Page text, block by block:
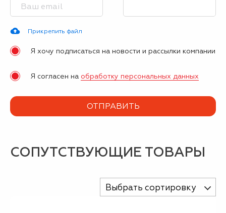
Прикрепить файл
Я хочу подписаться на новости и рассылки компании
Я согласен на обработку персональных данных
СОПУТСТВУЮЩИЕ ТОВАРЫ
Выбрать сортировку